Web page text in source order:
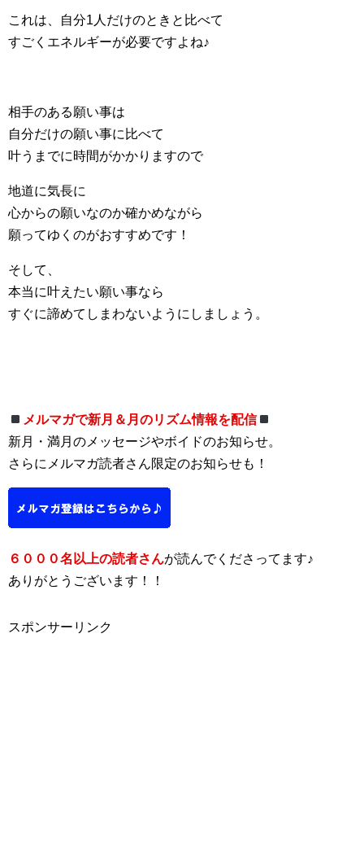
これは、自分1人だけのときと比べて
すごくエネルギーが必要ですよね♪
相手のある願い事は
自分だけの願い事に比べて
叶うまでに時間がかかりますので
地道に気長に
心からの願いなのか確かめながら
願ってゆくのがおすすめです！
そして、
本当に叶えたい願い事なら
すぐに諦めてしまわないようにしましょう。
メルマガで新月＆月のリズム情報を配信
新月・満月のメッセージやボイドのお知らせ。
さらにメルマガ読者さん限定のお知らせも！
６０００名以上の読者さんが読んでくださってます♪
ありがとうございます！！
スポンサーリンク